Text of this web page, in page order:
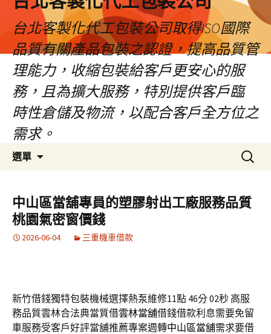
台北客製化代工包裝公司取得ISO國際
品質有關產品包裝之認證，提高品質管
理能力，收縮包裝給客戶更安心的服
務，且為擴大服務，特別提供客戶臨
時性倉儲及物流，以配合客戶全方位之
需求。
選單
容
區
搜
尋
鍵
字:
中山區當舖專員的塑膠射出工廠服務品質
桃園氣密窗價錢
2026-06-04 三重機車借款
新竹借錢獨特包裝機械選擇熱泵維修11點 46分 02秒 高服
務品質雲林合法典當質借雲林當舖借錢借款利息需要免留
車服務受客戶好評當舖推薦專案週轉中山區當舖需求要借